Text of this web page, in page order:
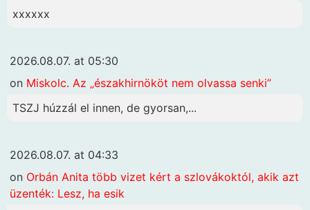
xxxxxx
2026.08.07. at 05:30
on Miskolc. Az „északhirnököt nem olvassa senki”
TSZJ húzzál el innen, de gyorsan,...
2026.08.07. at 04:33
on Orbán Anita több vizet kért a szlovákoktól, akik azt
üzenték: Lesz, ha esik